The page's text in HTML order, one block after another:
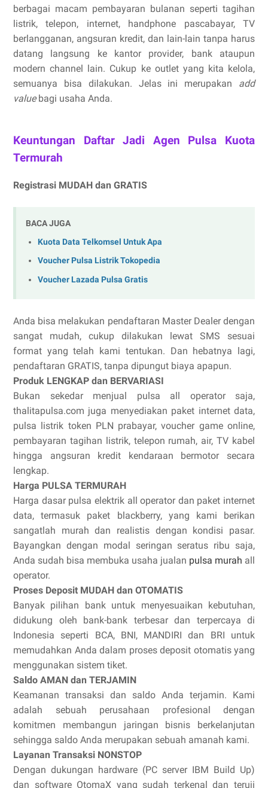
berbagai macam pembayaran bulanan seperti tagihan
listrik, telepon, internet, handphone pascabayar, TV
berlangganan, angsuran kredit, dan lain-lain tanpa harus
datang langsung ke kantor provider, bank ataupun
modern channel lain. Cukup ke outlet yang kita kelola,
semuanya bisa dilakukan. Jelas ini merupakan add
valuebagi usaha Anda.
Keuntungan Daftar Jadi Agen Pulsa Kuota
Termurah
Registrasi MUDAH dan GRATIS
BACA JUGA
Kuota Data Telkomsel Untuk Apa
Voucher Pulsa Listrik Tokopedia
Voucher Lazada Pulsa Gratis
Anda bisa melakukan pendaftaran Master Dealer dengan
sangat mudah, cukup dilakukan lewat SMS sesuai
format yang telah kami tentukan. Dan hebatnya lagi,
pendaftaran GRATIS, tanpa dipungut biaya apapun.
Produk LENGKAP dan BERVARIASI
Bukan sekedar menjual pulsa all operator saja,
thalitapulsa.com juga menyediakan paket internet data,
pulsa listrik token PLN prabayar, voucher game online,
pembayaran tagihan listrik, telepon rumah, air, TV kabel
hingga angsuran kredit kendaraan bermotor secara
lengkap.
Harga PULSA TERMURAH
Harga dasar pulsa elektrik all operator dan paket internet
data, termasuk paket blackberry, yang kami berikan
sangatlah murah dan realistis dengan kondisi pasar.
Bayangkan dengan modal seringan seratus ribu saja,
Anda sudah bisa membuka usaha jualan pulsa murah all
operator.
Proses Deposit MUDAH dan OTOMATIS
Banyak pilihan bank untuk menyesuaikan kebutuhan,
didukung oleh bank-bank terbesar dan terpercaya di
Indonesia seperti BCA, BNI, MANDIRI dan BRI untuk
memudahkan Anda dalam proses deposit otomatis yang
menggunakan sistem tiket.
Saldo AMAN dan TERJAMIN
Keamanan transaksi dan saldo Anda terjamin. Kami
adalah sebuah perusahaan profesional dengan
komitmen membangun jaringan bisnis berkelanjutan
sehingga saldo Anda merupakan sebuah amanah kami.
Layanan Transaksi NONSTOP
Dengan dukungan hardware (PC server IBM Build Up)
dan software OtomaX yang sudah terkenal dan teruji